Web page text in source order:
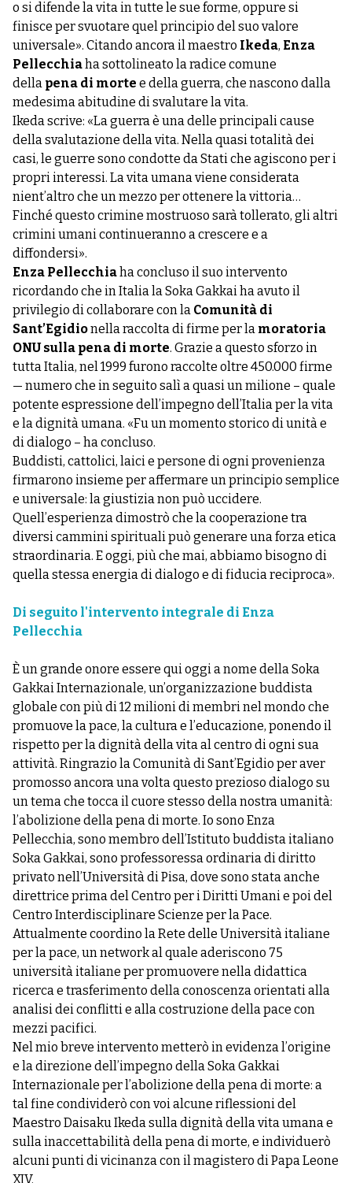
o si difende la vita in tutte le sue forme, oppure si
finisce per svuotare quel principio del suo valore
universale». Citando ancora il maestro Ikeda, Enza
Pellecchiaha sottolineato la radice comune
della pena di morte e della guerra, che nascono dalla
medesima abitudine di svalutare la vita.
Ikeda scrive: «La guerra è una delle principali cause
della svalutazione della vita. Nella quasi totalità dei
casi, le guerre sono condotte da Stati che agiscono per i
propri interessi. La vita umana viene considerata
nient’altro che un mezzo per ottenere la vittoria…
Finché questo crimine mostruoso sarà tollerato, gli altri
crimini umani continueranno a crescere e a
diffondersi».
Enza Pellecchiaha concluso il suo intervento
ricordando che in Italia la Soka Gakkai ha avuto il
privilegio di collaborare con la Comunità di
Sant’Egidionella raccolta di firme per la moratoria
ONU sulla pena di morte. Grazie a questo sforzo in
tutta Italia, nel 1999 furono raccolte oltre 450.000 firme
— numero che in seguito salì a quasi un milione – quale
potente espressione dell’impegno dell’Italia per la vita
e la dignità umana. «Fu un momento storico di unità e
di dialogo – ha concluso.
Buddisti, cattolici, laici e persone di ogni provenienza
firmarono insieme per affermare un principio semplice
e universale: la giustizia non può uccidere.
Quell’esperienza dimostrò che la cooperazione tra
diversi cammini spirituali può generare una forza etica
straordinaria. E oggi, più che mai, abbiamo bisogno di
quella stessa energia di dialogo e di fiducia reciproca».
Di seguito l'intervento integrale di Enza
Pellecchia
È un grande onore essere qui oggi a nome della Soka
Gakkai Internazionale, un’organizzazione buddista
globale con più di 12 milioni di membri nel mondo che
promuove la pace, la cultura e l’educazione, ponendo il
rispetto per la dignità della vita al centro di ogni sua
attività. Ringrazio la Comunità di Sant’Egidio per aver
promosso ancora una volta questo prezioso dialogo su
un tema che tocca il cuore stesso della nostra umanità:
l’abolizione della pena di morte. Io sono Enza
Pellecchia, sono membro dell’Istituto buddista italiano
Soka Gakkai, sono professoressa ordinaria di diritto
privato nell’Università di Pisa, dove sono stata anche
direttrice prima del Centro per i Diritti Umani e poi del
Centro Interdisciplinare Scienze per la Pace.
Attualmente coordino la Rete delle Università italiane
per la pace, un network al quale aderiscono 75
università italiane per promuovere nella didattica
ricerca e trasferimento della conoscenza orientati alla
analisi dei conflitti e alla costruzione della pace con
mezzi pacifici.
Nel mio breve intervento metterò in evidenza l’origine
e la direzione dell’impegno della Soka Gakkai
Internazionale per l’abolizione della pena di morte: a
tal fine condividerò con voi alcune riflessioni del
Maestro Daisaku Ikeda sulla dignità della vita umana e
sulla inaccettabilità della pena di morte, e individuerò
alcuni punti di vicinanza con il magistero di Papa Leone
XIV.